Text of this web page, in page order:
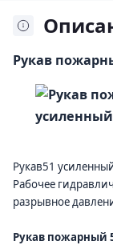
Рукав
Рукав51
Рабочее
разрывное
Рукав пожарный